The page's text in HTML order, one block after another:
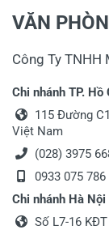
VĂN
Công Ty TNHH
Chi nhánh TP. Hồ
115 Đường
Việt Nam
(028) 3975
0933 075 786
Chi nhánh Hà Nội
Số L7-16